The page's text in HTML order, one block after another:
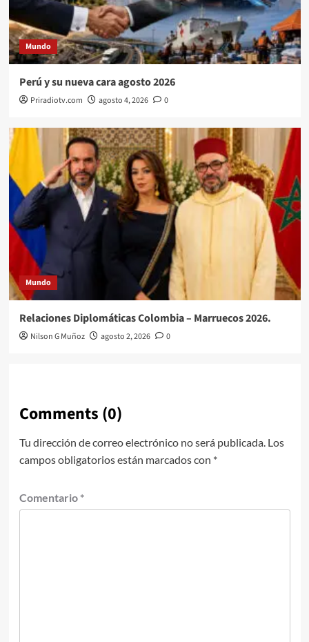
Mundo
Perú y su nueva cara agosto 2026
Priradiotv.com agosto 4, 2026 0
Mundo
Relaciones Diplomáticas Colombia – Marruecos 2026.
Nilson G Muñoz agosto 2, 2026 0
Comments (0)
Tu dirección de correo electrónico no será publicada. Los
campos obligatorios están marcados con *
Comentario *